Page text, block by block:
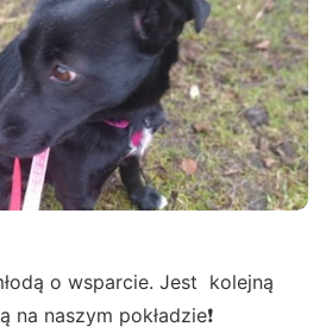
o wsparcie. Jest kolejną
naszym pokładzie❗